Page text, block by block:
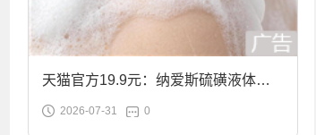
天猫官方19.9元：纳爱斯硫磺液体香
皂2斤大促
2026-07-31 0